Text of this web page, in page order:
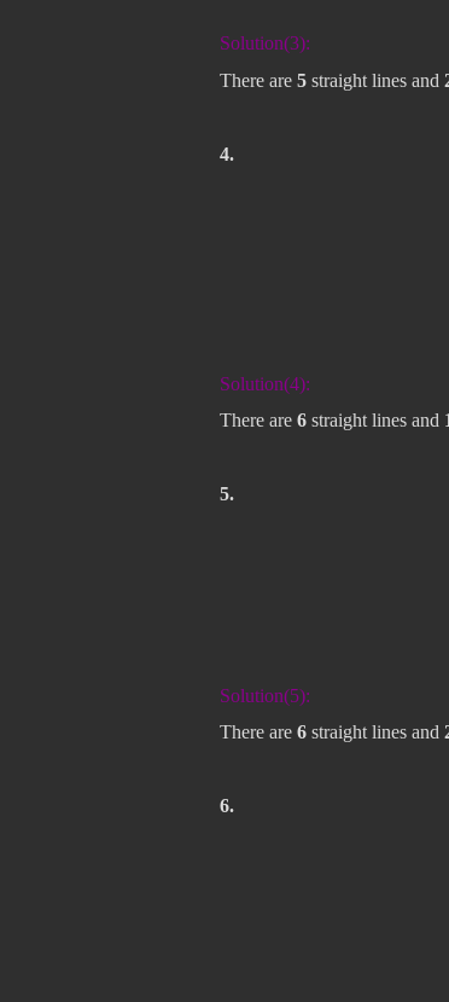
Solution(3):
There are 5 straight lines and
4.
Solution(4):
There are 6 straight lines and
5.
Solution(5):
There are 6 straight lines and
6.